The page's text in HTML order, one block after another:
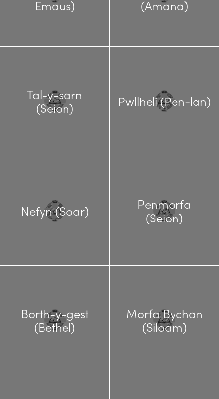
Emaus)
(Amana)
Tal-y-sarn
(Seion)
Pwllheli (Pen-lan)
Nefyn (Soar)
Penmorfa
(Seion)
Borth-y-gest
(Bethel)
Morfa Bychan
(Siloam)